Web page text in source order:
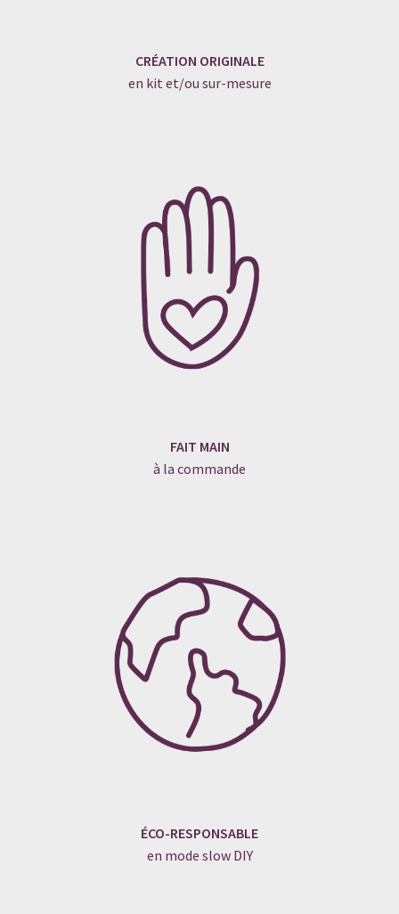
CRÉATION ORIGINALE
en kit et/ou sur-mesure
FAIT MAIN
à la commande
ÉCO-RESPONSABLE
en mode slow DIY